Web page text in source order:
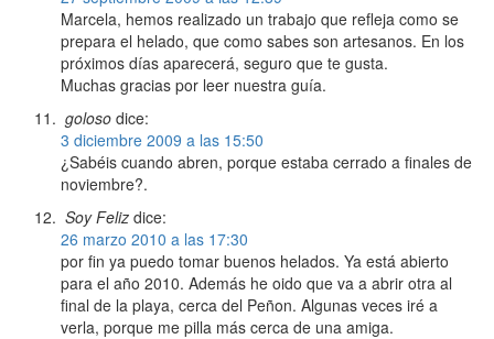
Marcela, hemos realizado un trabajo que refleja como se
prepara el helado, que como sabes son artesanos. En los
próximos días aparecerá, seguro que te gusta.
Muchas gracias por leer nuestra guía.
goloso dice:
3 diciembre 2009 a las 15:50
¿Sabéis cuando abren, porque estaba cerrado a finales de
noviembre?.
Soy Feliz dice:
26 marzo 2010 a las 17:30
por fin ya puedo tomar buenos helados. Ya está abierto
para el año 2010. Además he oido que va a abrir otra al
final de la playa, cerca del Peñon. Algunas veces iré a
verla, porque me pilla más cerca de una amiga.